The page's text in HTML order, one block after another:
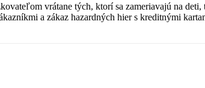
vrátane tých, ktorí sa zameriavajú na
a zákaz hazardných hier s kreditnými